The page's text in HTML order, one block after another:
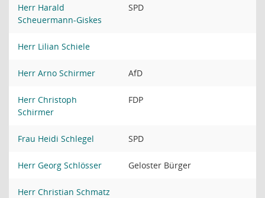
Herr Harald
Scheuermann-Giskes
SPD
Herr Lilian Schiele
Herr Arno Schirmer AfD
Herr Christoph
Schirmer
FDP
Frau Heidi Schlegel SPD
Herr Georg Schlösser Geloster Bürger
Herr Christian Schmatz